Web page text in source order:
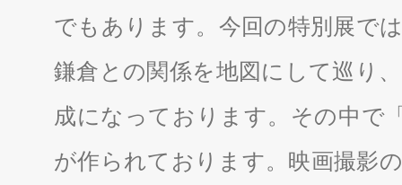
でもあります。今回の特別展で
鎌倉との関係を地図にして巡り
成になっております。その中で
が作られております。映画撮影